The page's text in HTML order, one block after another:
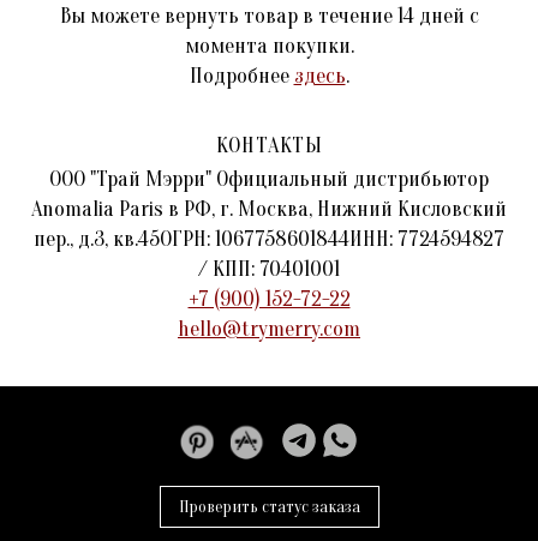
Вы можете вернуть товар в течение 14 дней с
момента покупки.
Подробнее здесь.
КОНТАКТЫ
ООО "Трай Мэрри" Официальный дистрибьютор
Anomalia Paris в РФ, г. Москва, Нижний Кисловский
пер., д.3, кв.45ОГРН: 1067758601844ИНН: 7724594827
/ КПП: 70401001
+7 (900) 152-72-22
hello@trymerry.com
Проверить статус заказа